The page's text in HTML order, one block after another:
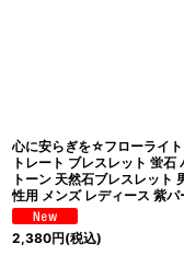
心に安らぎを☆フローライ
トレート ブレスレット 蛍石
トーン 天然石ブレスレット
性用 メンズ レディース 紫パ
2,380円(税込)